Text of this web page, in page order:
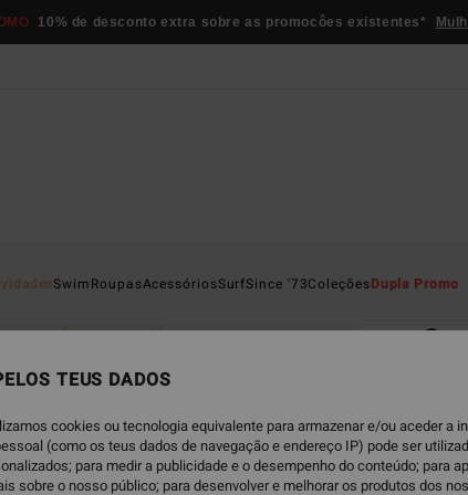
10% de desconto extra sobre as promocôes existentes*
SwimRoupasAcessóriosSurfSince '73ColeçõesDupla Promo
ECO-
€
TEUS DADOS
cookies ou tecnologia equivalente para armazenar e/ou aceder a
(como os teus dados de navegação e endereço IP) pode ser
para medir a publicidade e o desempenho do conteúdo; para
sobre o nosso público; para desenvolver e melhorar os produtos dos